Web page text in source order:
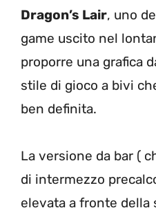
Dragon’s Lair, uno
game uscito nel
proporre una grafica
stile di gioco a bivi
ben definita.
La versione da bar (
di intermezzo
elevata a fronte della